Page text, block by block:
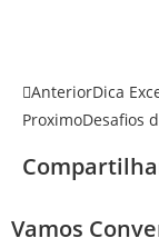
AnteriorDica
ProximoDesafios
Vamos